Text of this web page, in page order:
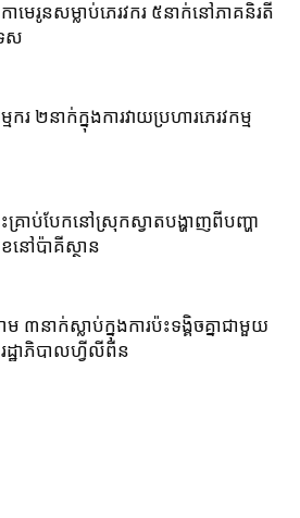
មេរូនសម្លាប់ភេរវករ ៥នាក់នៅភាគនិរតី
ស
មករ ២នាក់ក្នុងការវាយប្រហារភេរវកម្ម
ះគ្រាប់បែកនៅស្រុកស្វាតបង្ហាញពីបញ្ហា
នៅប៉ាគីស្ថាន
ម ៣នាក់ស្លាប់ក្នុងការប៉ះទង្គិចគ្នាជាមួយ
ដ្ឋាភិបាលហ្វីលីពីន